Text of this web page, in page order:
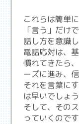
これらは簡単
「言う」だけ
話し方を意識し
電話応対は、
慣れてきたら
ーズに進み、
それを言葉に
は早いでしょう
そして、その
っていくのです